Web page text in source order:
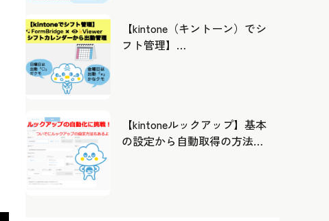
【kintone（キントーン）でシ
フト管理】
【kintoneルックアップ】基本
の設定から自動取得の方法ま